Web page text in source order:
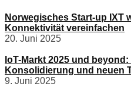
Norwegisches Start-up IXT
Konnektivität vereinfachen
20. Juni 2025
IoT-Markt 2025 und
Konsolidierung und neuen
9. Juni 2025